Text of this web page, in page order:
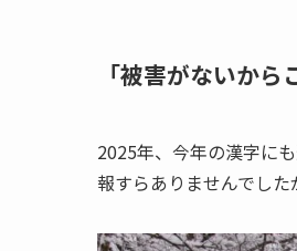
「被害がないか
2025年、今年の漢字に
報すらありませんでし